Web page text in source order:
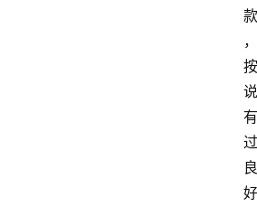
款
，
按
说
有
过
良
好